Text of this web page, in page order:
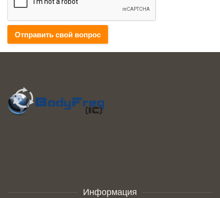
Отправить свой вопрос
Информация